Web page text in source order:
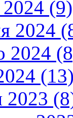
2024 (9)
2024
2024
(13)
2023